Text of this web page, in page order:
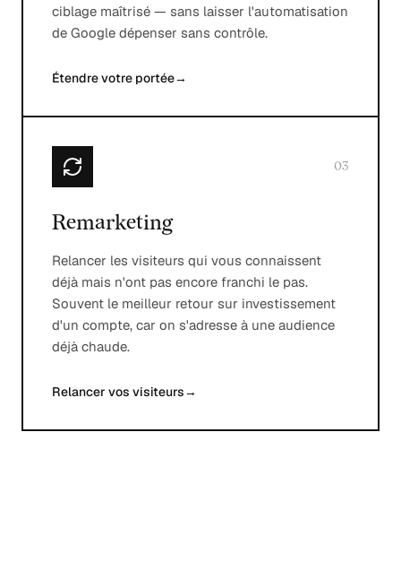
ciblage maîtrisé — sans laisser l'automatisation
de Google dépenser sans contrôle.
Étendre votre portée→
03
Remarketing
Relancer les visiteurs qui vous connaissent
déjà mais n'ont pas encore franchi le pas.
Souvent le meilleur retour sur investissement
d'un compte, car on s'adresse à une audience
déjà chaude.
Relancer vos visiteurs→